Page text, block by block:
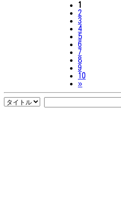
1
2
3
4
5
6
7
8
9
10
»Next